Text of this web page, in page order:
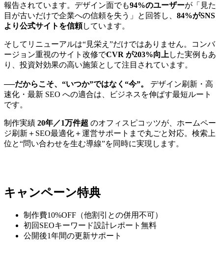
報告されています。デザイン面でも94%のユーザーが「見た
目が古いだけで企業への信頼を失う」と回答し、 84%がSNS
より公式サイトを信頼しています。
そしてリニューアルは“見栄え”だけではありません。コンバ
ージョン重視のサイト改修でCVR が203%向上 した実例もあ
り、投資対効果の高い施策として注目されています。
──だからこそ、“いつか”ではなく“今”。
デザイン刷新・高
速化・最新 SEO への適合は、ビジネスを伸ばす最短ルート
です。
制作実績 20年／1万件超 のオフィスピコッツが、ホームペー
ジ刷新＋SEO最適化＋運営サポートまで丸ごと対応。検索上
位と“問い合わせを生む導線”を同時に実現します。
キャンペーン特典
制作費10%OFF（他割引との併用不可）
初回SEOキーワード設計レポート無料
公開後1年間の更新サポート